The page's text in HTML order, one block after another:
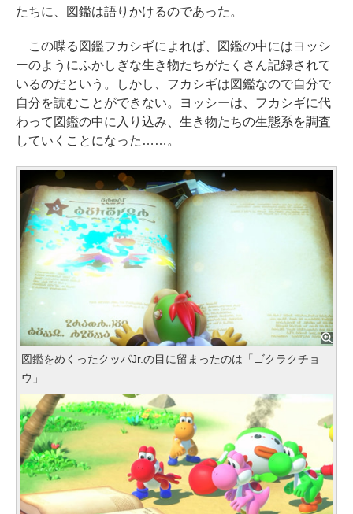
たちに、図鑑は語りかけるのであった。
この喋る図鑑フカシギによれば、図鑑の中にはヨッシ
ーのようにふかしぎな生き物たちがたくさん記録されて
いるのだという。しかし、フカシギは図鑑なので自分で
自分を読むことができない。ヨッシーは、フカシギに代
わって図鑑の中に入り込み、生き物たちの生態系を調査
していくことになった……。
図鑑をめくったクッパJr.の目に留まったのは「ゴクラクチョ
ウ」